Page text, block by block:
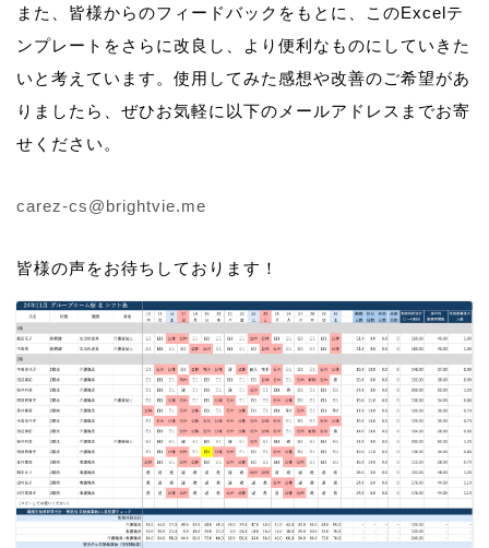
また、皆様からのフィードバックをもとに、このExcelテ
ンプレートをさらに改良し、より便利なものにしていきた
いと考えています。使用してみた感想や改善のご希望があ
りましたら、ぜひお気軽に以下のメールアドレスまでお寄
せください。
carez-cs@brightvie.me
皆様の声をお待ちしております！